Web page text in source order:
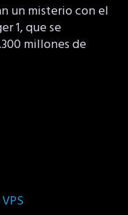
un misterio con el
1, que se
millones de